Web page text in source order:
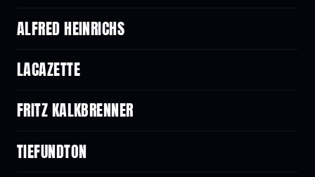
ALFRED HEINRICHS
LACAZETTE
FRITZ KALKBRENNER
TIEFUNDTON